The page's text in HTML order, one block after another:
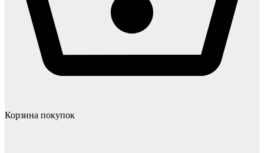
Корзина покупок